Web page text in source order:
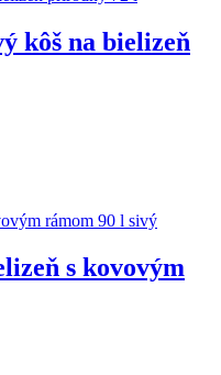
kôš na bielizeň
s kovovým